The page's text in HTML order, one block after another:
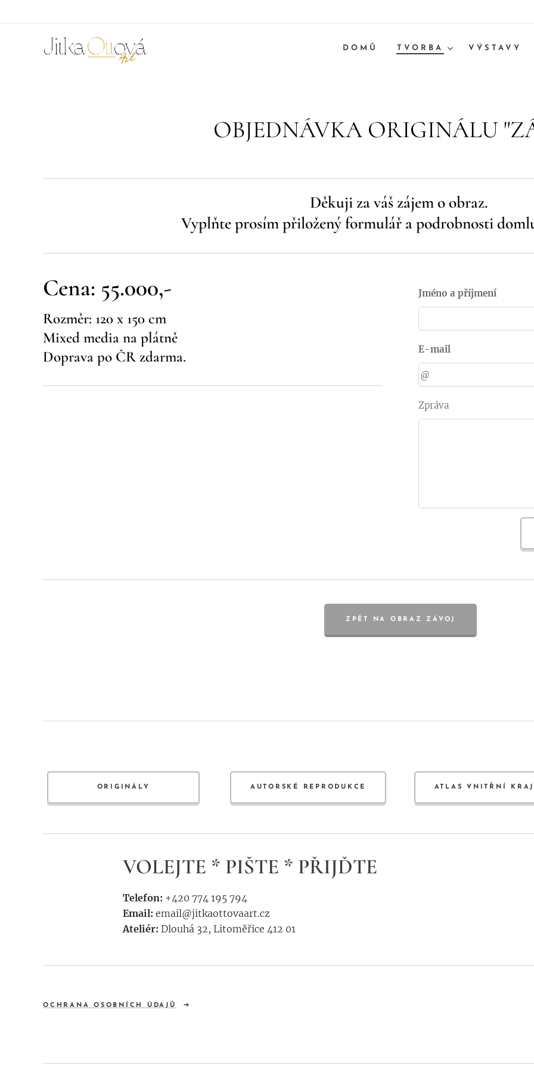
DOMŮ TVORBA VÝSTAVY
OBJEDNÁVKA ORIGINÁLU
Děkuji za váš zájem o obraz.
Vyplňte prosím přiložený formulář a podrobnosti
Cena: 55.000,-
Rozměr: 120 x 150 cm
Mixed media na plátně
Doprava po ČR zdarma.
Jméno a příjmení
E-mail
Zpráva
ZPĚT NA OBRAZ ZÁVOJ
ORIGINÁLY AUTORSKÉ REPRODUKCE ATLAS VNITŘNÍ
VOLEJTE * PIŠTE * PŘIJĎTE
Telefon: +420 774 195 794
Email: email@jitkaottovaart.cz
Ateliér: Dlouhá 32, Litoměřice 412 01
OCHRANA OSOBNÍCH ÚDAJŮ